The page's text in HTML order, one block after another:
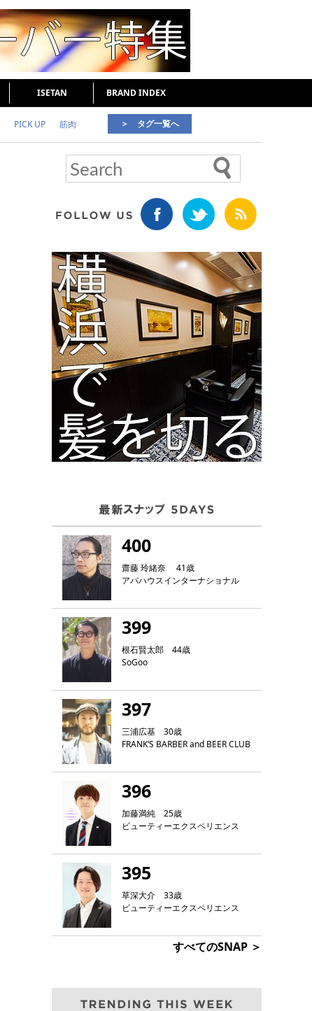
ISETAN BRAND INDEX
PICK UP 筋肉
頭皮ケア
＞ タグ一覧へ
400
齋藤 玲緒奈 41歳
アバハウスインターナショナル
399
根石賢太郎 44歳
SoGoo
397
三浦広基 30歳
FRANK‘S BARBER and BEER CLUB
396
加藤満純 25歳
ビューティーエクスペリエンス
395
草深大介 33歳
ビューティーエクスペリエンス
すべてのSNAP ＞